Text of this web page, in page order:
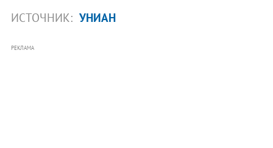
ИСТОЧНИК: УНИАН
РЕКЛАМА